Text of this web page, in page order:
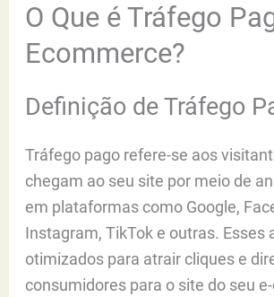
O Que é Tráfego
Ecommerce?
Definição de Tráfego
Tráfego pago refere-se aos
chegam ao seu site por meio de
em plataformas como Google,
Instagram, TikTok e outras. Esses
otimizados para atrair cliques e
consumidores para o site do seu